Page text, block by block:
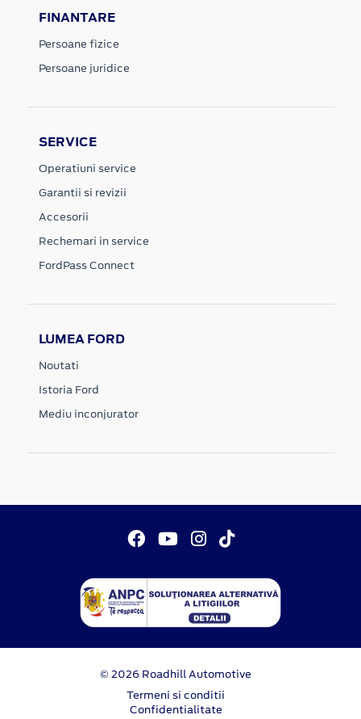
FINANTARE
Persoane fizice
Persoane juridice
SERVICE
Operatiuni service
Garantii si revizii
Accesorii
Rechemari in service
FordPass Connect
LUMEA FORD
Noutati
Istoria Ford
Mediu inconjurator
© 2026 Roadhill Automotive
Termeni si conditii
Confidentialitate